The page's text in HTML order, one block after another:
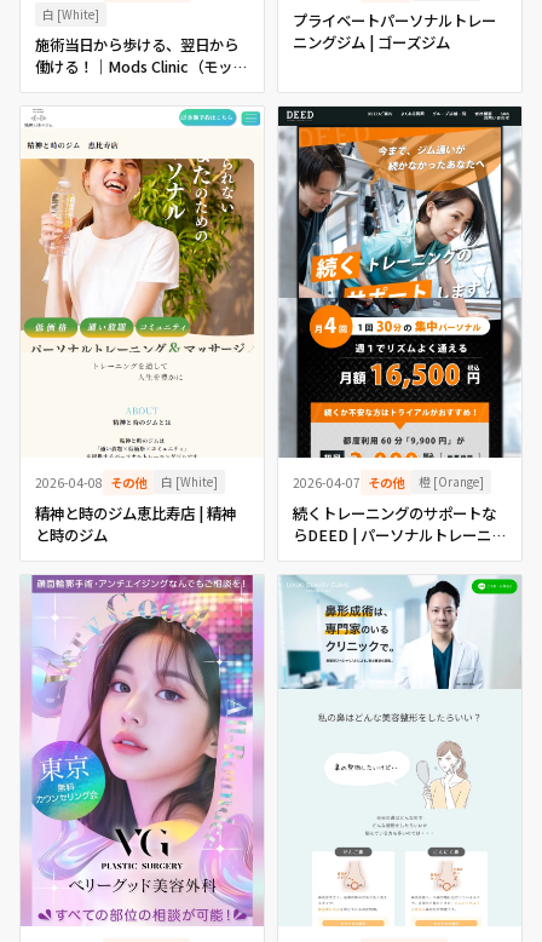
白 [White]
施術当日から歩ける、翌日から
働ける！｜Mods Clinic（モッズ
クリニック）のベイザー脂肪吸
引
プライベートパーソナルトレー
ニングジム | ゴーズジム
2026-04-08 その他 白 [White]
精神と時のジム恵比寿店 | 精神
と時のジム
2026-04-07 その他 橙 [Orange]
続くトレーニングのサポートな
らDEED | パーソナルトレーニン
グジムのDEED